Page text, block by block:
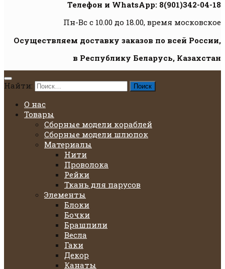
Телефон и WhatsApp: 8(901)342-04-18
Пн-Вс с 10.00 до 18.00, время московское
Осуществляем доставку заказов по всей России,
в Республику Беларусь, Казахстан
Найти:
О нас
Товары
Сборные модели кораблей
Сборные модели шлюпок
Материалы
Нити
Проволока
Рейки
Ткань для парусов
Элементы
Блоки
Бочки
Брашпили
Весла
Гаки
Декор
Канаты